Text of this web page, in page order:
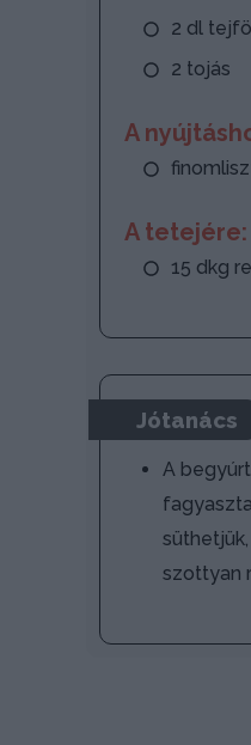
2 dl
2 tojás
A
A tetejére:
15 dkg
Jótanács
A
süthetjük,
szottyan